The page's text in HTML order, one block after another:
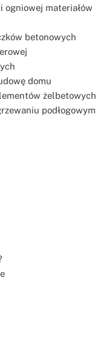
ogniowej materiałów
betonowych
domu
żelbetowych
podłogowym